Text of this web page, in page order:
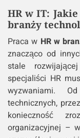
HR w IT:
branży
Praca w HR w
znacząco od
stale
specjaliści HR
wyzwaniami.
technicznych,
konieczność
organizacyjnej –